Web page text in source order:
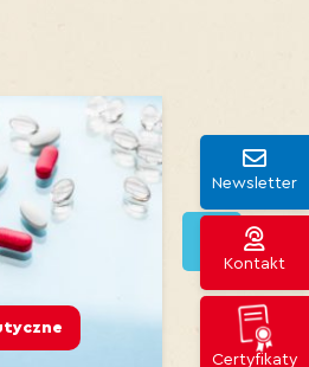
Newsletter
Kontakt
Certyfikaty
Produkty mleczne,